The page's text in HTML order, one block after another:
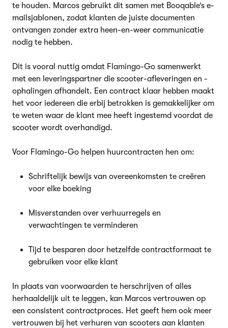
te houden. Marcos gebruikt dit samen met Booqable’s e-
mailsjablonen, zodat klanten de juiste documenten
ontvangen zonder extra heen-en-weer communicatie
nodig te hebben.
Dit is vooral nuttig omdat Flamingo-Go samenwerkt
met een leveringspartner die scooter-afleveringen en -
ophalingen afhandelt. Een contract klaar hebben maakt
het voor iedereen die erbij betrokken is gemakkelijker om
te weten waar de klant mee heeft ingestemd voordat de
scooter wordt overhandigd.
Voor Flamingo-Go helpen huurcontracten hen om:
Schriftelijk bewijs van overeenkomsten te creëren
voor elke boeking
Misverstanden over verhuurregels en
verwachtingen te verminderen
Tijd te besparen door hetzelfde contractformaat te
gebruiken voor elke klant
In plaats van voorwaarden te herschrijven of alles
herhaaldelijk uit te leggen, kan Marcos vertrouwen op
een consistent contractproces. Het geeft hem ook meer
vertrouwen bij het verhuren van scooters aan klanten